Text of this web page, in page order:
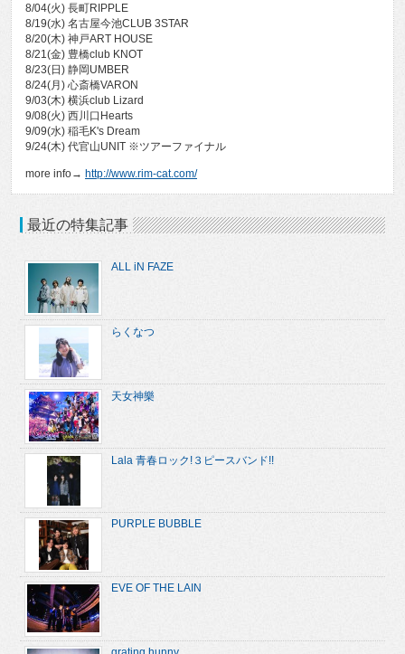
8/04(火) 長町RIPPLE
8/19(水) 名古屋今池CLUB 3STAR
8/20(木) 神戸ART HOUSE
8/21(金) 豊橋club KNOT
8/23(日) 静岡UMBER
8/24(月) 心斎橋VARON
9/03(木) 横浜club Lizard
9/08(火) 西川口Hearts
9/09(水) 稲毛K's Dream
9/24(木) 代官山UNIT ※ツアーファイナル
more info→ http://www.rim-cat.com/
最近の特集記事
ALL iN FAZE
らくなつ
天女神樂
Lala 青春ロック!３ピースバンド!!
PURPLE BUBBLE
EVE OF THE LAIN